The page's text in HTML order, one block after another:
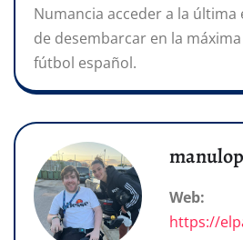
Numancia acceder a la
de desembarcar en la
fútbol español.
Web:
https://